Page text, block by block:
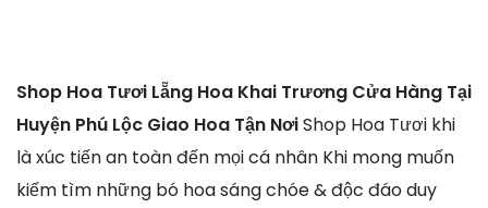
Shop Hoa Tươi Lẵng Hoa Khai Trương Cửa Hàng Tại
Huyện Phú Lộc Giao Hoa Tận NơiShop Hoa Tươi khi
là xúc tiến an toàn đến mọi cá nhân Khi mong muốn
kiếm tìm những bó hoa sáng chóe & độc đáo duy